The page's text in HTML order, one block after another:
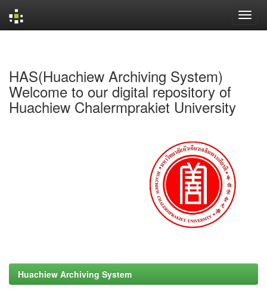
HAS(Huachiew Archiving System)
Welcome to our digital repository of
Huachiew Chalermprakiet University
Huachiew Archiving System